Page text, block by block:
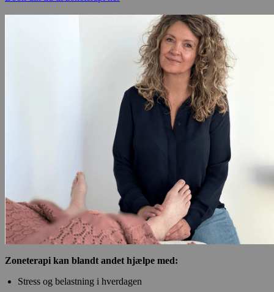
Zoneterapi kan blandt andet hjælpe med:
Stress og belastning i hverdagen